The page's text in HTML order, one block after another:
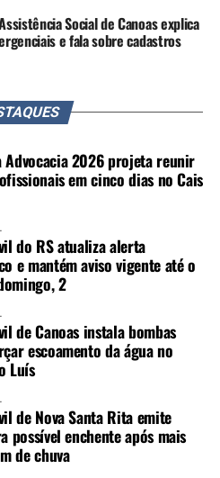
Social de Canoas explica
e fala sobre cadastros
Advocacia 2026 projeta reunir
em cinco dias no Cais
do RS atualiza alerta
e mantém aviso vigente até o
2
de Canoas instala bombas
escoamento da água no
Luís
de Nova Santa Rita emite
possível enchente após mais
de chuva